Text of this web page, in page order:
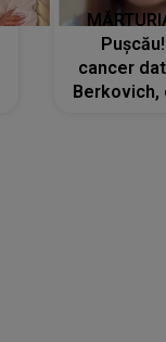
cancer